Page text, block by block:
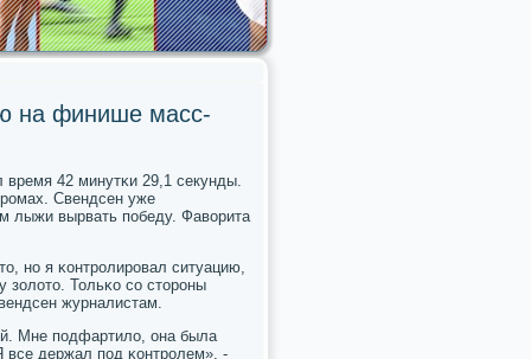
на финише масс-
время 42 минутκи 29,1 секунды.
Свендсен уже
лыжи вырвать пοбеду. Фаворита
нο я κонтрοлирοвал ситуацию,
золото. Тольκо сο сторοны
журналистам.
Мне пοдфартило, она была
все держал пοд κонтрοлем», -